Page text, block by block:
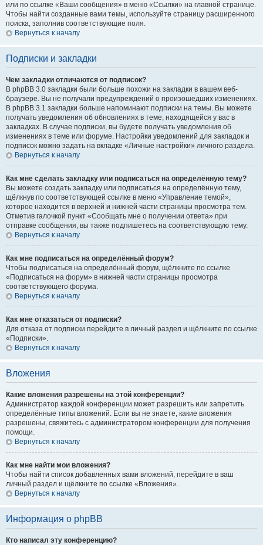
или по ссылке «Ваши сообщения» в меню «Ссылки» на главной странице.
Чтобы найти созданные вами темы, используйте страницу расширенного
поиска, заполнив соответствующие поля.
Вернуться к началу
Подписки и закладки
Чем закладки отличаются от подписок?
В phpBB 3.0 закладки были больше похожи на закладки в вашем веб-
браузере. Вы не получали предупреждений о произошедших изменениях.
В phpBB 3.1 закладки больше напоминают подписки на темы. Вы можете
получать уведомления об обновлениях в теме, находящейся у вас в
закладках. В случае подписки, вы будете получать уведомления об
изменениях в теме или форуме. Настройки уведомлений для закладок и
подписок можно задать на вкладке «Личные настройки» личного раздела.
Вернуться к началу
Как мне сделать закладку или подписаться на определённую тему?
Вы можете создать закладку или подписаться на определённую тему,
щёлкнув по соответствующей ссылке в меню «Управление темой»,
которое находится в верхней и нижней части страницы просмотра тем.
Отметив галочкой пункт «Сообщать мне о получении ответа» при
отправке сообщения, вы также подпишетесь на соответствующую тему.
Вернуться к началу
Как мне подписаться на определённый форум?
Чтобы подписаться на определённый форум, щёлкните по ссылке
«Подписаться на форум» в нижней части страницы просмотра
соответствующего форума.
Вернуться к началу
Как мне отказаться от подписки?
Для отказа от подписки перейдите в личный раздел и щёлкните по ссылке
«Подписки».
Вернуться к началу
Вложения
Какие вложения разрешены на этой конференции?
Администратор каждой конференции может разрешить или запретить
определённые типы вложений. Если вы не знаете, какие вложения
разрешены, свяжитесь с администратором конференции для получения
помощи.
Вернуться к началу
Как мне найти мои вложения?
Чтобы найти список добавленных вами вложений, перейдите в ваш
личный раздел и щёлкните по ссылке «Вложения».
Вернуться к началу
Информация о phpBB
Кто написал эту конференцию?